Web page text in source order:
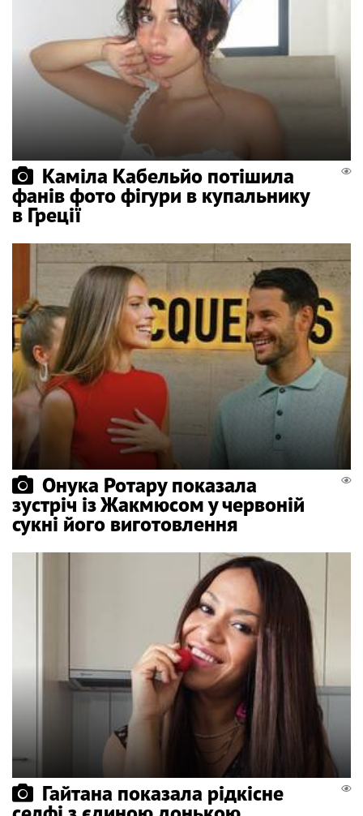
Каміла Кабельйо потішила
фанів фото фігури в купальнику
в Греції
Онука Ротару показала
зустріч із Жакмюсом у червоній
сукні його виготовлення
Гайтана показала рідкісне